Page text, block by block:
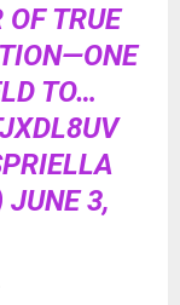
TRUE
TO…
JUNE 3,